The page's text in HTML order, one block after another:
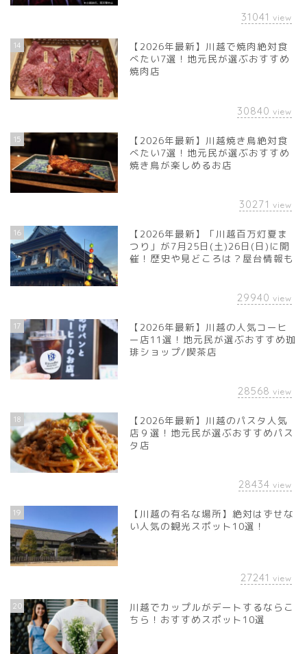
31041 view
14
【2026年最新】川越で焼肉絶対食
べたい7選！地元民が選ぶおすすめ
焼肉店
30840 view
15
【2026年最新】川越焼き鳥絶対食
べたい7選！地元民が選ぶおすすめ
焼き鳥が楽しめるお店
30271 view
16
【2026年最新】「川越百万灯夏ま
つり」が7月25日(土)26日(日)に開
催！歴史や見どころは？屋台情報も
29940 view
17
【2026年最新】川越の人気コーヒ
ー店11選！地元民が選ぶおすすめ珈
琲ショップ/喫茶店
28568 view
18
【2026年最新】川越のパスタ人気
店９選！地元民が選ぶおすすめパス
タ店
28434 view
19
【川越の有名な場所】絶対はずせな
い人気の観光スポット10選！
27241 view
20
川越でカップルがデートするならこ
ちら！おすすめスポット10選